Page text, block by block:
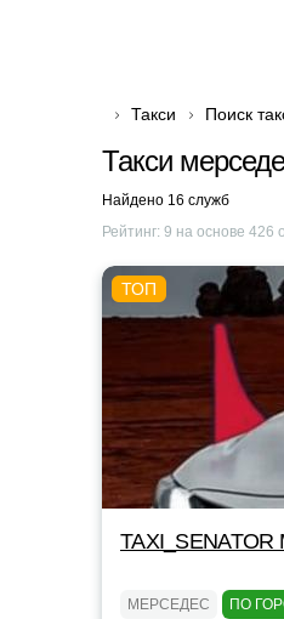
Такси Поиск
Такси
Найдено 16 служб
Рейтинг: 9 на основе 426
МЕРСЕДЕС ПО